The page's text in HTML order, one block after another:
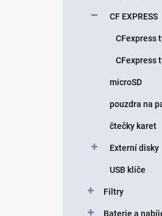
CF EXPRESS
CFexpress
CFexpress
microSD
pouzdra na
čtečky karet
Externí disky
USB klíče
Filtry
Baterie a